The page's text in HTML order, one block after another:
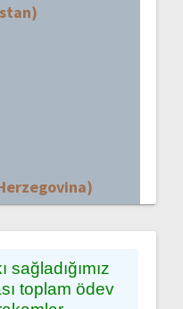
toplam ödev